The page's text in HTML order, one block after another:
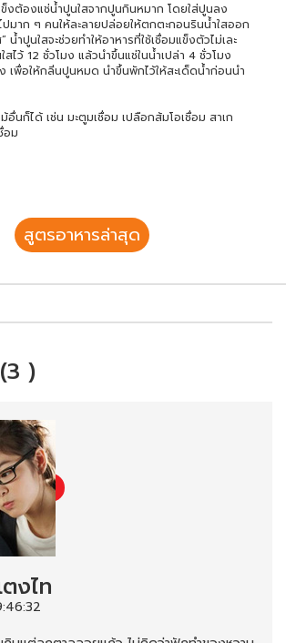
งต้องแช่น้ำปูนใสจากปูนกินหมาก โดยใส่ปูนลง
ปมาก ๆ คนให้ละลายปล่อยให้ตกตะกอนรินน้ำใสออก
น้ำปูนใสจะช่วยทำให้อาหารที่ใช้เชื่อมแข็งตัวไม่เละ
สไว้ 12 ชั่วโมง แล้วนำขึ้นแช่ในน้ำเปล่า 4 ชั่วโมง
เพื่อให้กลิ่นปูนหมด นำขึ้นพักไว้ให้สะเด็ดน้ำก่อนนำ
อื่นก็ได้ เช่น มะตูมเชื่อม เปลือกส้มโอเชื่อม สาเก
อม
สูตรอาหารล่าสุด
)
งไท